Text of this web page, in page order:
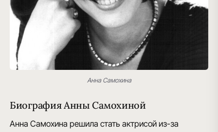
Анна Самохина
Биография Анны Самохиной
Анна Самохина решила стать актрисой из-за